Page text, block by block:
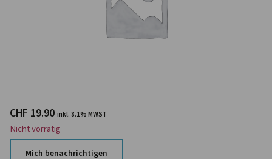
CHF 19.90 inkl. 8.1% MWST
Nicht vorrätig
Mich benachrichtigen